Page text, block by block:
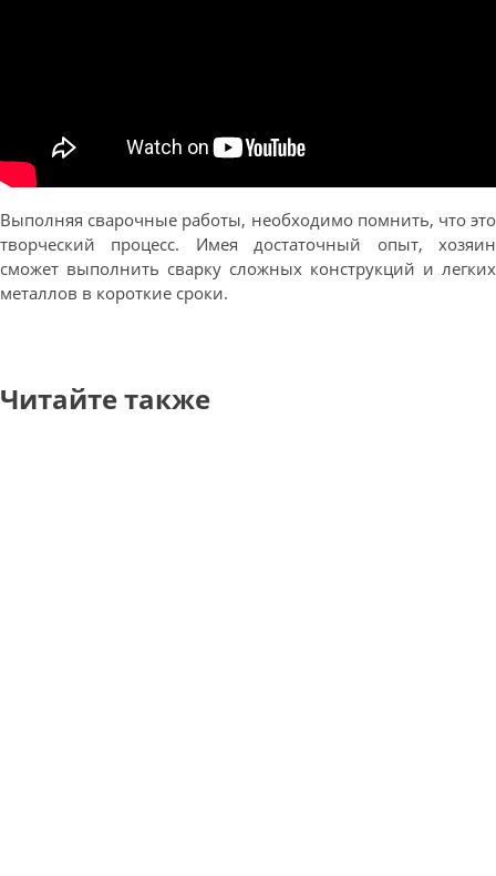
Выполняя сварочные работы, необходимо помнить, что это
творческий процесс. Имея достаточный опыт, хозяин
сможет выполнить сварку сложных конструкций и легких
металлов в короткие сроки.
Читайте также